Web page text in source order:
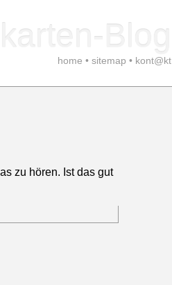
Blog
home • sitemap • kont@kt
zu hören. Ist das gut